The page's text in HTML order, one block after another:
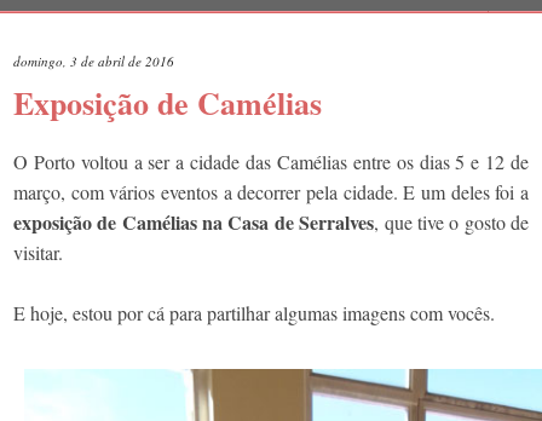
domingo, 3 de abril de 2016
Exposição de Camélias
O Porto voltou a ser a cidade das Camélias entre os dias 5 e 12 de
março, com vários eventos a decorrer pela cidade. E um deles foi a
exposição de Camélias na Casa de Serralves, que tive o gosto de
visitar.
E hoje, estou por cá para partilhar algumas imagens com vocês.